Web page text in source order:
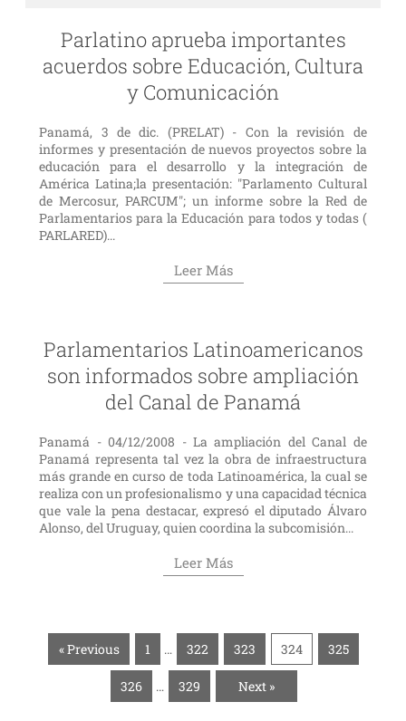
Parlatino aprueba importantes
acuerdos sobre Educación, Cultura
y Comunicación
Panamá, 3 de dic. (PRELAT) - Con la revisión de
informes y presentación de nuevos proyectos sobre la
educación para el desarrollo y la integración de
América Latina;la presentación: "Parlamento Cultural
de Mercosur, PARCUM"; un informe sobre la Red de
Parlamentarios para la Educación para todos y todas (
PARLARED)...
Leer Más
Parlamentarios Latinoamericanos
son informados sobre ampliación
del Canal de Panamá
Panamá - 04/12/2008 - La ampliación del Canal de
Panamá representa tal vez la obra de infraestructura
más grande en curso de toda Latinoamérica, la cual se
realiza con un profesionalismo y una capacidad técnica
que vale la pena destacar, expresó el diputado Álvaro
Alonso, del Uruguay, quien coordina la subcomisión...
Leer Más
« Previous 1 … 322 323 324 325
326 … 329 Next »